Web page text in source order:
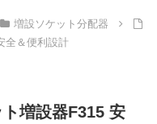
増設ソケット分配器
全＆便利設計
増設器F315 安